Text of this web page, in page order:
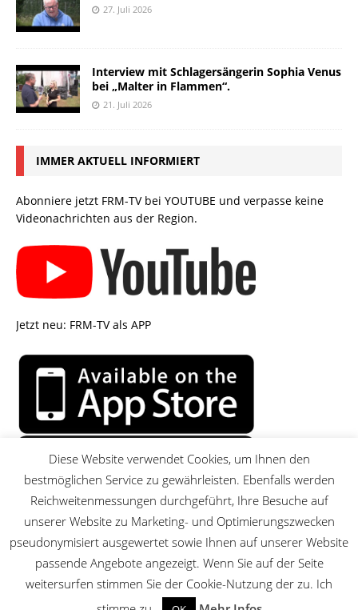
27. Juli 2026
Interview mit Schlagersängerin Sophia Venus
bei „Malter in Flammen“.
21. Juli 2026
IMMER AKTUELL INFORMIERT
Abonniere jetzt FRM-TV bei YOUTUBE und verpasse keine
Videonachrichten aus der Region.
Jetzt neu: FRM-TV als APP
MENU
Diese Website verwendet Cookies, um Ihnen den
bestmöglichen Service zu gewährleisten. Ebenfalls werden
Reichweitenmessungen durchgeführt, Ihre Besuche auf
unserer Website zu Marketing- und Optimierungszwecken
pseudonymisiert ausgewertet sowie Ihnen auf unserer Website
passende Angebote angezeigt. Wenn Sie auf der Seite
weitersurfen stimmen Sie der Cookie-Nutzung der zu. Ich